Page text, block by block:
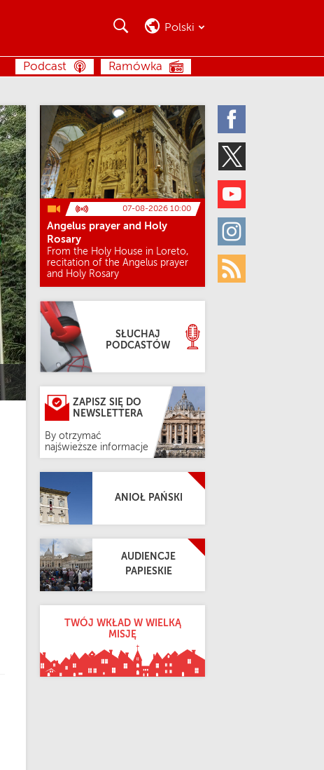
Twitter
Youtube
Instagram
Rss
SZUKAJ Polski
Ramówka
Podcast
07-08-2026 10:00
Angelus prayer and Holy
Rosary
From the Holy House in Loreto,
recitation of the Angelus prayer
and Holy Rosary
SŁUCHAJ
PODCASTÓW
ZAPISZ SIĘ DO
NEWSLETTERA
By otrzymać
najświeższe informacje
ANIOŁ PAŃSKI
AUDIENCJE
PAPIESKIE
TWÓJ WKŁAD W WIELKĄ
MISJĘ